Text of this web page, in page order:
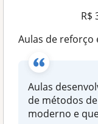
R$
Aulas de reforço escolar para
Aulas
de métodos
moderno e